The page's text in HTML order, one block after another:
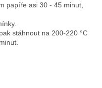
papíře asi 30 - 45 minut,
stáhnout na 200-220 °C